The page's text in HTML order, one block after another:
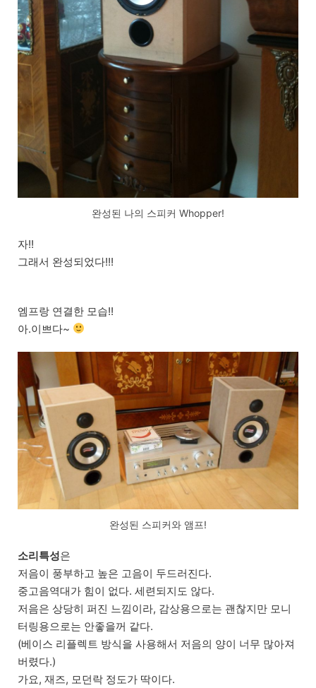
완성된 나의 스피커 Whopper!
자!!
그래서 완성되었다!!!
엠프랑 연결한 모습!!
아.이쁘다~
완성된 스피커와 앰프!
소리특성은
저음이 풍부하고 높은 고음이 두드러진다.
중고음역대가 힘이 없다. 세련되지도 않다.
저음은 상당히 퍼진 느낌이라, 감상용으로는 괜찮지만 모니
터링용으로는 안좋을꺼 같다.
(베이스 리플렉트 방식을 사용해서 저음의 양이 너무 많아져
버렸다.)
가요, 재즈, 모던락 정도가 딱이다.